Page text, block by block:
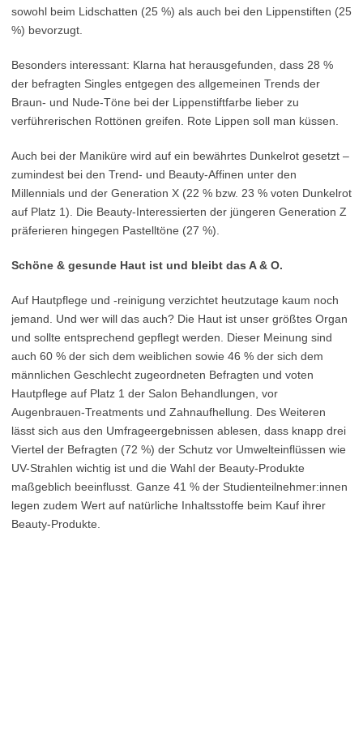
sowohl beim Lidschatten (25 %) als auch bei den Lippenstiften (25
%) bevorzugt.
Besonders interessant: Klarna hat herausgefunden, dass 28 %
der befragten Singles entgegen des allgemeinen Trends der
Braun- und Nude-Töne bei der Lippenstiftfarbe lieber zu
verführerischen Rottönen greifen. Rote Lippen soll man küssen.
Auch bei der Maniküre wird auf ein bewährtes Dunkelrot gesetzt –
zumindest bei den Trend- und Beauty-Affinen unter den
Millennials und der Generation X (22 % bzw. 23 % voten Dunkelrot
auf Platz 1). Die Beauty-Interessierten der jüngeren Generation Z
präferieren hingegen Pastelltöne (27 %).
Schöne & gesunde Haut ist und bleibt das A & O.
Auf Hautpflege und -reinigung verzichtet heutzutage kaum noch
jemand. Und wer will das auch? Die Haut ist unser größtes Organ
und sollte entsprechend gepflegt werden. Dieser Meinung sind
auch 60 % der sich dem weiblichen sowie 46 % der sich dem
männlichen Geschlecht zugeordneten Befragten und voten
Hautpflege auf Platz 1 der Salon Behandlungen, vor
Augenbrauen-Treatments und Zahnaufhellung. Des Weiteren
lässt sich aus den Umfrageergebnissen ablesen, dass knapp drei
Viertel der Befragten (72 %) der Schutz vor Umwelteinflüssen wie
UV-Strahlen wichtig ist und die Wahl der Beauty-Produkte
maßgeblich beeinflusst. Ganze 41 % der Studienteilnehmer:innen
legen zudem Wert auf natürliche Inhaltsstoffe beim Kauf ihrer
Beauty-Produkte.